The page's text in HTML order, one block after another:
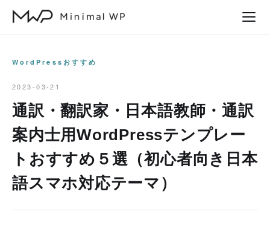
WordPressおすすめ
2023-03-21
通訳・翻訳家・日本語教師・通訳
案内士用WordPressテンプレー
トおすすめ５選（初心者向き日本
語スマホ対応テーマ）